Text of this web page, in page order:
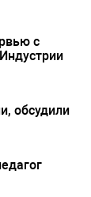
с
обсудили